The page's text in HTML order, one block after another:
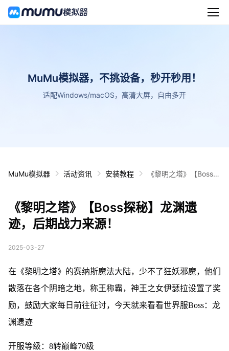
MuMu模拟器，不挑设备，秒开秒用！
适配Windows/macOS，高清大屏，自由多开
MuMu模拟器 活动资讯 安装教程
《黎明之塔》【Boss探
《黎明之塔》【Boss探秘】龙渊遗
迹，后期战力来源！
2025-03-27
在《黎明之塔》的赛纳斯魔法大陆，少不了狂妖邪魔，他们
散落在各个阴暗之地，称王称霸，神王之女伊瑟拉设置了奖
励，鼓励大家每日前往征讨，今天就来看看世界服Boss：龙
渊遗迹
开服等级：8转巅峰70级